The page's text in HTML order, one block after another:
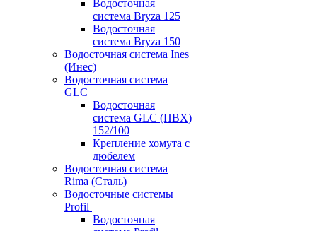
Водосточная
система Bryza 125
Водосточная
система Bryza 150
Водосточная система Ines
(Инес)
Водосточная система
GLC
Водосточная
система GLC (ПВХ)
152/100
Крепление хомута с
дюбелем
Водосточная система
Rima (Сталь)
Водосточные системы
Profil
Водосточная